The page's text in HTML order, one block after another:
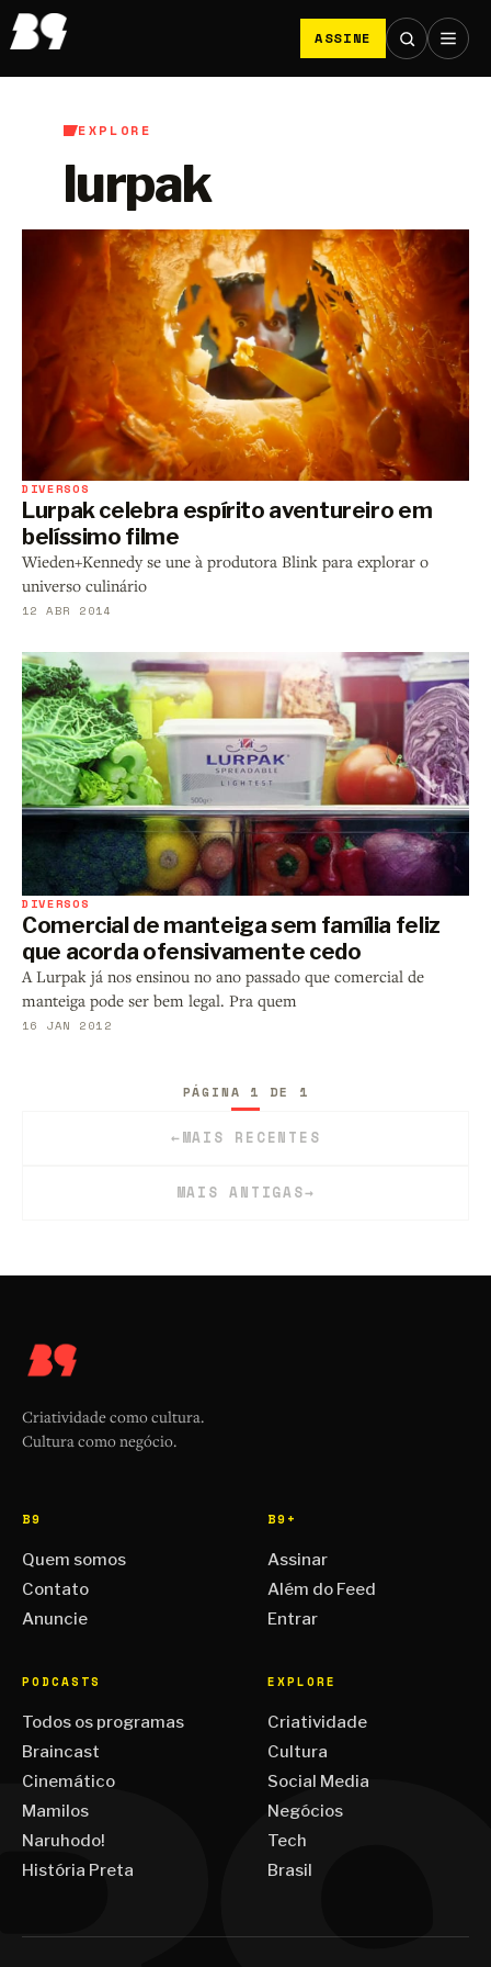
ASSINE
EXPLORE
lurpak
DIVERSOS
Lurpak celebra espírito aventureiro em
belíssimo filme
Wieden+Kennedy se une à produtora Blink para explorar o
universo culinário
12 ABR 2014
DIVERSOS
Comercial de manteiga sem família feliz
que acorda ofensivamente cedo
A Lurpak já nos ensinou no ano passado que comercial de
manteiga pode ser bem legal. Pra quem
16 JAN 2012
←MAIS RECENTES
PÁGINA 1 DE 1
MAIS ANTIGAS→
Criatividade como cultura.
Cultura como negócio.
B9
Quem somos
Contato
Anuncie
B9+
Assinar
Além do Feed
Entrar
PODCASTS
Todos os programas
Braincast
Cinemático
Mamilos
Naruhodo!
História Preta
EXPLORE
Criatividade
Cultura
Social Media
Negócios
Tech
Brasil